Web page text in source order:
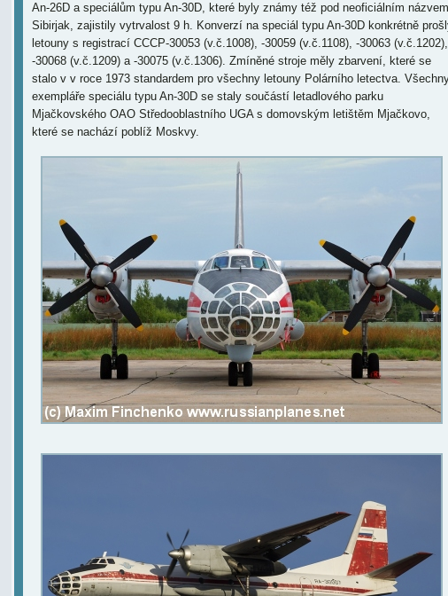
An-26D a speciálům typu An-30D, které byly známy též pod neoficiálním názvem
Sibirjak, zajistily vytrvalost 9 h. Konverzí na speciál typu An-30D konkrétně
letouny s registrací CCCP-30053 (v.č.1008), -30059 (v.č.1108), -30063 (v.č.1202),
-30068 (v.č.1209) a -30075 (v.č.1306). Zmíněné stroje měly zbarvení, které se
stalo v v roce 1973 standardem pro všechny letouny Polárního letectva.
exempláře speciálu typu An-30D se staly součástí letadlového parku
Mjačkovského OAO Středooblastního UGA s domovským letištěm Mjačkovo,
které se nachází poblíž Moskvy.